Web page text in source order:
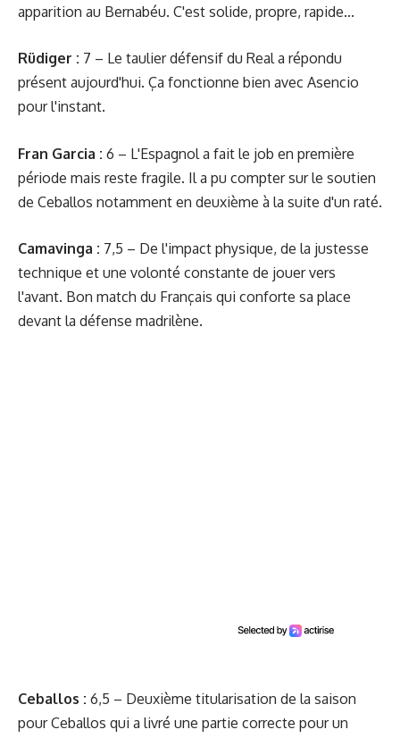
apparition au Bernabéu. C'est solide, propre, rapide...
Rüdiger : 7 – Le taulier défensif du Real a répondu
présent aujourd'hui. Ça fonctionne bien avec Asencio
pour l'instant.
Fran Garcia : 6 – L'Espagnol a fait le job en première
période mais reste fragile. Il a pu compter sur le soutien
de Ceballos notamment en deuxième à la suite d'un raté.
Camavinga : 7,5 – De l'impact physique, de la justesse
technique et une volonté constante de jouer vers
l'avant. Bon match du Français qui conforte sa place
devant la défense madrilène.
Ceballos : 6,5 – Deuxième titularisation de la saison
pour Ceballos qui a livré une partie correcte pour un